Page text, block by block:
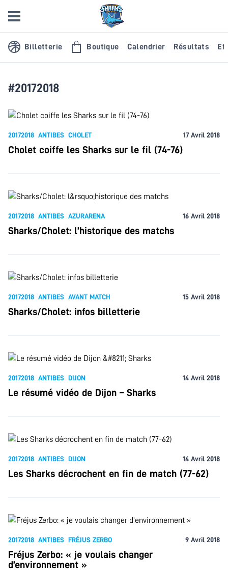
Billetterie Boutique Calendrier Résultats
#20172018
20172018 ANTIBES CHOLET 17 Avril 2018
Cholet coiffe les Sharks sur le fil (74-76)
20172018 ANTIBES AZURARENA 16 Avril 2018
Sharks/Cholet: l’historique des matchs
20172018 ANTIBES AVANT MATCH 15 Avril 2018
Sharks/Cholet: infos billetterie
20172018 ANTIBES DIJON 14 Avril 2018
Le résumé vidéo de Dijon – Sharks
20172018 ANTIBES DIJON 14 Avril 2018
Les Sharks décrochent en fin de match (77-62)
20172018 ANTIBES FRÉJUS ZERBO 9 Avril 2018
Fréjus Zerbo: « je voulais changer
d’environnement »